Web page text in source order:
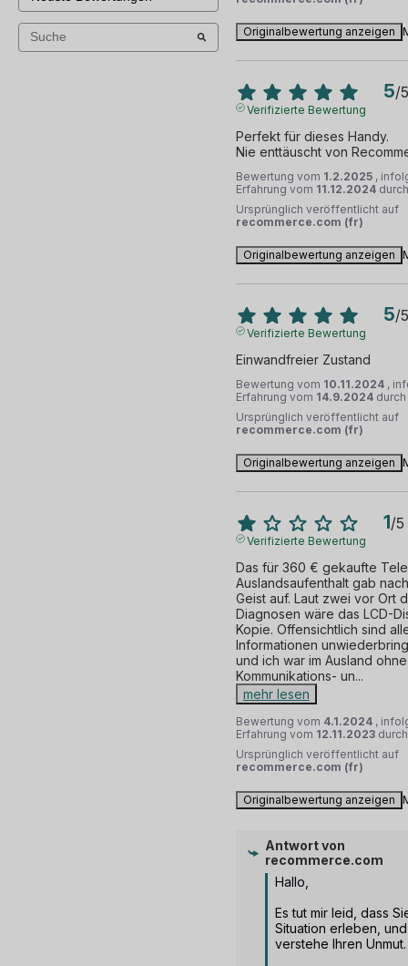
Originalbewertung anzeigen
5/5
Verifizierte Bewertung
Perfekt für dieses Handy.
Nie enttäuscht von
Bewertung vom 1.2.2025 ,
Erfahrung vom 11.12.2024
Ursprünglich veröffentlicht auf
recommerce.com (fr)
Originalbewertung anzeigen
5/5
Verifizierte Bewertung
Einwandfreier Zustand
Bewertung vom 10.11.2024 ,
Erfahrung vom 14.9.2024 durch
Ursprünglich veröffentlicht auf
recommerce.com (fr)
Originalbewertung anzeigen
1/5
Verifizierte Bewertung
Das für 360 € gekaufte
Auslandsaufenthalt gab
Geist auf. Laut zwei vor Ort
Diagnosen wäre das LCD-
Kopie. Offensichtlich sind
Informationen
und ich war im Ausland
Kommunikations- un...
mehr lesen
Bewertung vom 4.1.2024 ,
Erfahrung vom 12.11.2023
Ursprünglich veröffentlicht auf
recommerce.com (fr)
Originalbewertung anzeigen
Antwort von
recommerce.com
Hallo,
Es tut mir leid, dass
Situation erleben,
verstehe Ihren Unmut.